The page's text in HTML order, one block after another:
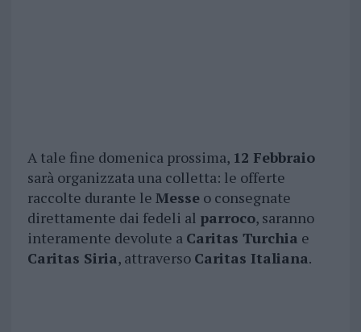
A tale fine domenica prossima, 12 Febbraio
sarà organizzata una colletta: le offerte
raccolte durante le Messeo consegnate
direttamente dai fedeli al parroco, saranno
interamente devolute a Caritas Turchia e
Caritas Siria, attraverso Caritas Italiana.